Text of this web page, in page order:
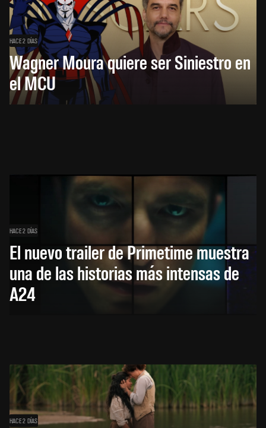
HACE 2 DÍAS
Wagner Moura quiere ser Siniestro en
el MCU
HACE 2 DÍAS
El nuevo trailer de Primetime muestra
una de las historias más intensas de
A24
HACE 2 DÍAS